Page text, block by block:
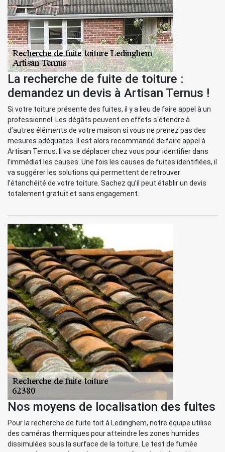
La recherche de fuite de toiture :
demandez un devis à Artisan Ternus !
Si votre toiture présente des fuites, il y a lieu de faire appel à un
professionnel. Les dégâts peuvent en effets s‘étendre à
d’autres éléments de votre maison si vous ne prenez pas des
mesures adéquates. Il est alors recommandé de faire appel à
Artisan Ternus. Il va se déplacer chez vous pour identifier dans
l’immédiat les causes. Une fois les causes de fuites identifiées, il
va suggérer les solutions qui permettent de retrouver
l’étanchéité de votre toiture. Sachez qu’il peut établir un devis
totalement gratuit et sans engagement.
Nos moyens de localisation des fuites
Pour la recherche de fuite toit à Ledinghem, notre équipe utilise
des caméras thermiques pour atteindre les zones humides
dissimulées sous la surface de la toiture. Le test de fumée